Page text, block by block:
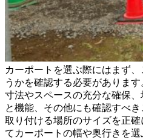
カーポートを選ぶ際にはまず
うかを確認する必要があります
寸法やスペースの充分な確保
と機能、その他にも確認すべき
取り付ける場所のサイズを正
てカーポートの幅や奥行きを選